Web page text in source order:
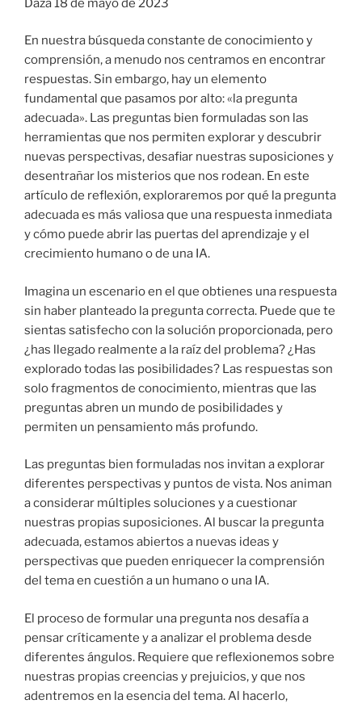
Daza 18 de mayo de 2023
En nuestra búsqueda constante de conocimiento y
comprensión, a menudo nos centramos en encontrar
respuestas. Sin embargo, hay un elemento
fundamental que pasamos por alto: «la pregunta
adecuada». Las preguntas bien formuladas son las
herramientas que nos permiten explorar y descubrir
nuevas perspectivas, desafiar nuestras suposiciones y
desentrañar los misterios que nos rodean. En este
artículo de reflexión, exploraremos por qué la pregunta
adecuada es más valiosa que una respuesta inmediata
y cómo puede abrir las puertas del aprendizaje y el
crecimiento humano o de una IA.
Imagina un escenario en el que obtienes una respuesta
sin haber planteado la pregunta correcta. Puede que te
sientas satisfecho con la solución proporcionada, pero
¿has llegado realmente a la raíz del problema? ¿Has
explorado todas las posibilidades? Las respuestas son
solo fragmentos de conocimiento, mientras que las
preguntas abren un mundo de posibilidades y
permiten un pensamiento más profundo.
Las preguntas bien formuladas nos invitan a explorar
diferentes perspectivas y puntos de vista. Nos animan
a considerar múltiples soluciones y a cuestionar
nuestras propias suposiciones. Al buscar la pregunta
adecuada, estamos abiertos a nuevas ideas y
perspectivas que pueden enriquecer la comprensión
del tema en cuestión a un humano o una IA.
El proceso de formular una pregunta nos desafía a
pensar críticamente y a analizar el problema desde
diferentes ángulos. Requiere que reflexionemos sobre
nuestras propias creencias y prejuicios, y que nos
adentremos en la esencia del tema. Al hacerlo,